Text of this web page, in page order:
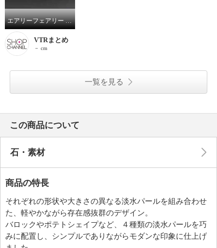
エアリーフェアリー 淡水パール ミックススタイル エクセレンスステーション ロングネックレス／シンプルモダン ブレスレット
VTRまとめ
－ cm
一覧を見る
この商品について
石・素材
商品の特長
それぞれの形状や大きさの異なる淡水パールを組み合わせ
た、軽やかながら存在感抜群のデザイン。
バロックやポテトシェイプなど、４種類の淡水パールを巧
みに配置し、シンプルでありながらモダンな印象に仕上げ